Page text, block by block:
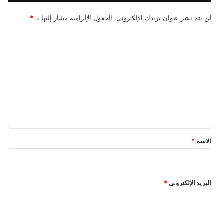
لن يتم نشر عنوان بريدك الإلكتروني. الحقول الإلزامية مشار إليها بـ *
*
الاسم *
البريد الإلكتروني*